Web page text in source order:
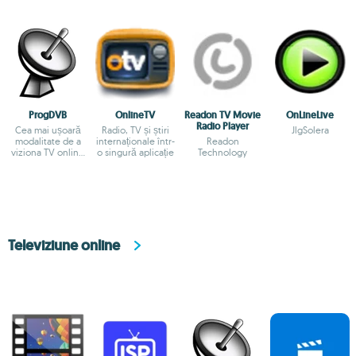
ProgDVB
Cea mai ușoară
modalitate de a
viziona TV online
OnlineTV
Radio, TV și știri
internaționale într-
o singură aplicație
Readon TV Movie
Radio Player
Readon
Technology
OnLineLive
JlgSolera
Televiziune online